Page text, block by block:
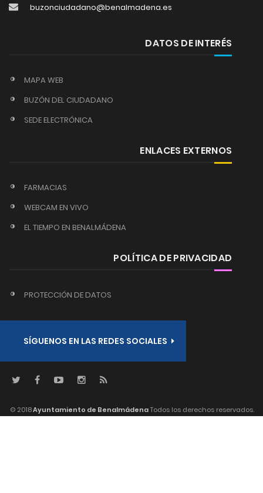
buzonciudadano@benalmadena.es
DATOS DE INTERÉS
MAPA WEB
BUZÓN DEL CIUDADANO
SEDE ELECTRÓNICA
ENLACES EXTERNOS
FARMACIAS
WEBCAM EN VIVO
EL TIEMPO EN BENALMÁDENA
POLÍTICA DE PRIVACIDAD
PROTECCIÓN DE DATOS
SÍGUENOS EN LAS REDES SOCIALES
© 2018Ayuntamiento de BenalmádenaTodos los derechos reservados.